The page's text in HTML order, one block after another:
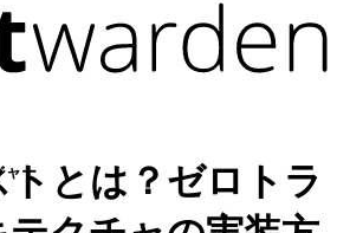
ャー
とは？ゼロトラ